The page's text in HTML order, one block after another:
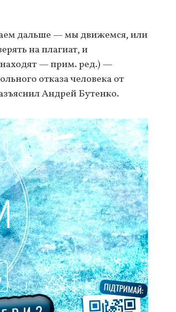
дальше — мы движемся, или
на плагиат, и
находят — прим. ред.) —
отказа человека от
Андрей Бутенко.